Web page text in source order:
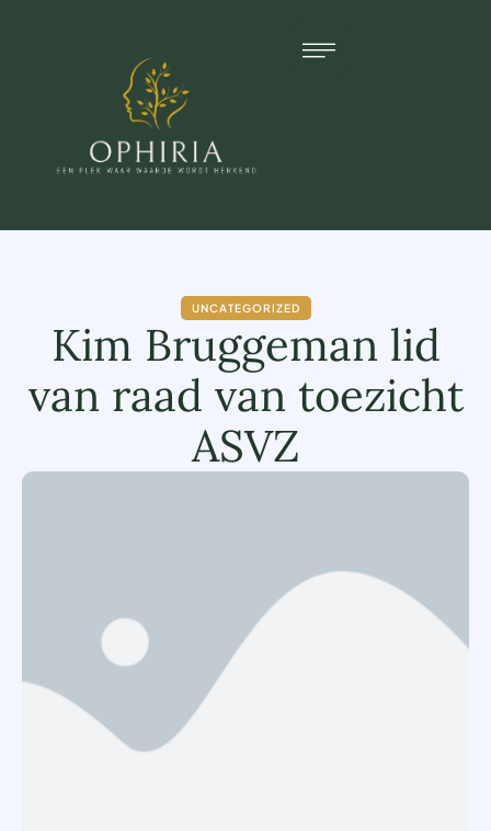
UNCATEGORIZED
Kim Bruggeman lid
van raad van toezicht
ASVZ